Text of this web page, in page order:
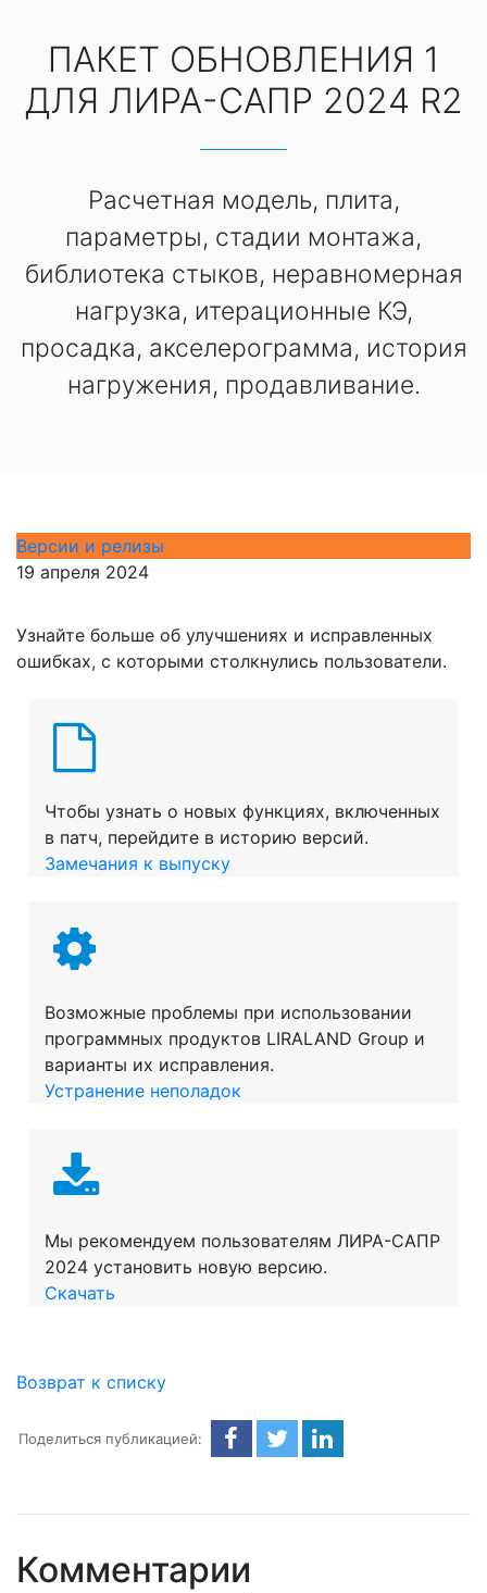
ПАКЕТ ОБНОВЛЕНИЯ 1
ДЛЯ ЛИРА-САПР 2024 R2
Расчетная модель, плита,
параметры, стадии монтажа,
библиотека стыков, неравномерная
нагрузка, итерационные КЭ,
просадка, акселерограмма, история
нагружения, продавливание.
Версии и релизы
19 апреля 2024
Узнайте больше об улучшениях и исправленных
ошибках, с которыми столкнулись пользователи.
Чтобы узнать о новых функциях, включенных
в патч, перейдите в историю версий.
Замечания к выпуску
Возможные проблемы при использовании
программных продуктов LIRALAND Group и
варианты их исправления.
Устранение неполадок
Мы рекомендуем пользователям ЛИРА-САПР
2024 установить новую версию.
Скачать
Возврат к списку
Поделиться публикацией:
Комментарии